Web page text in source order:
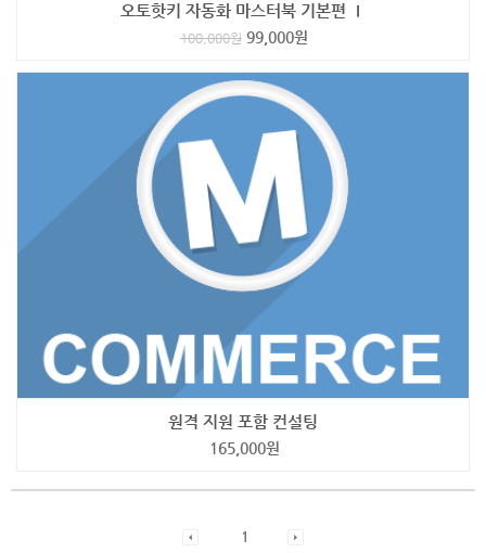
오토핫키 자동화 마스터북 기본편 Ⅰ
100,000원 99,000원
원격 지원 포함 컨설팅
165,000원
1